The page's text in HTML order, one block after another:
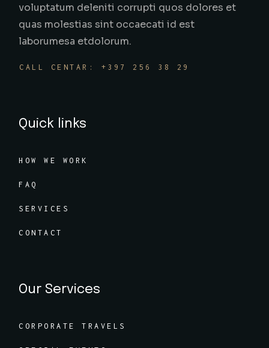
voluptatum deleniti corrupti quos dolores et
quas molestias sint occaecati id est
laborumesa etdolorum.
CALL CENTAR: +397 256 38 29
Quick links
HOW WE WORK
FAQ
SERVICES
CONTACT
Our Services
CORPORATE TRAVELS